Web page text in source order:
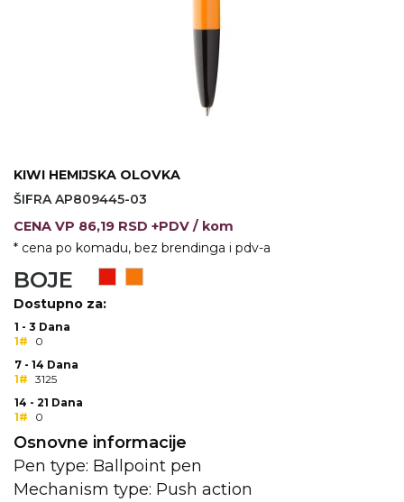
ALAT
ŠOLJE
LAMPE
ZDRAVLJE I LEPOTA
DUKSEVI I KABANICE
KAČKETI, KAPE I ŠEŠIRI
POLO MAJICE
KOŠULJE
UNIFORME
KIWI HEMIJSKA OLOVKA
ŠIFRA AP809445-03
CENA VP 86,19 RSD +PDV / kom
* cena po komadu, bez brendinga i pdv-a
BOJE
Dostupno za:
1 - 3 Dana
1#
0
7 - 14 Dana
1# 3125
14 - 21 Dana
1#
0
Osnovne informacije
Pen type: Ballpoint pen
Mechanism type: Push action